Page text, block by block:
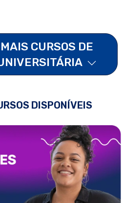
CURSOS DE
DISPONÍVEIS